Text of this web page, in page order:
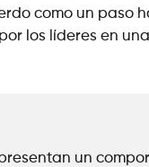
como un paso
los líderes en
un